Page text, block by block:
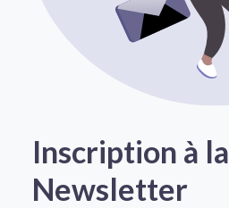
Inscription à la
Newsletter